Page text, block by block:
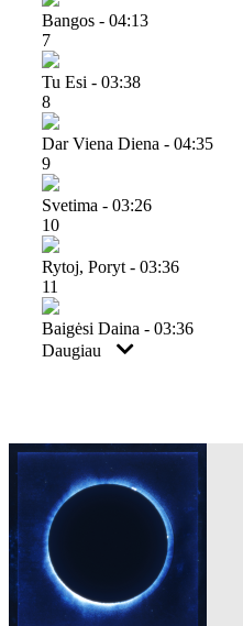
Bangos - 04:13
7
Tu Esi - 03:38
8
Dar Viena Diena - 04:35
9
Svetima - 03:26
10
Rytoj, Poryt - 03:36
11
Baigėsi Daina - 03:36
Daugiau